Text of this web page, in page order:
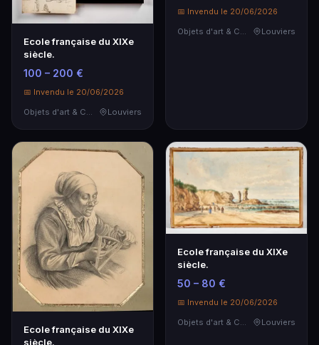
Ecole française du XIXe
siècle.
100 – 200 €
📅 Invendu le 20/06/2026
Objets d'art & Curiosités
Louviers
📅 Invendu le 20/06/2026
Objets d'art & Curiosités
Louviers
Ecole française du XIXe
siècle.
Ecole française du XIXe
siècle.
50 – 80 €
📅 Invendu le 20/06/2026
Objets d'art & Curiosités
Louviers